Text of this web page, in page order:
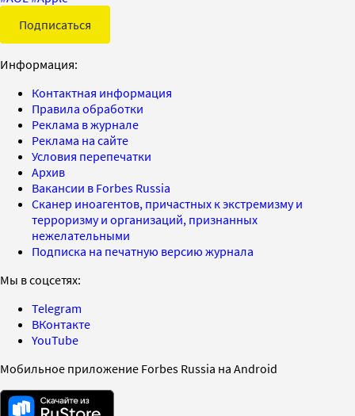
Подписаться
Информация:
Контактная информация
Правила обработки
Реклама в журнале
Реклама на сайте
Условия перепечатки
Архив
Вакансии в Forbes Russia
Сканер иноагентов, причастных к экстремизму и
терроризму и организаций, признанных
нежелательными
Подписка на печатную версию журнала
Мы в соцсетях:
Telegram
ВКонтакте
YouTube
Мобильное приложение Forbes Russia на Android